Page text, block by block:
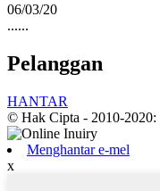
06/03/20
......
Pelanggan
HANTAR
© Hak Cipta - 2010-2020:
Menghantar e-mel
x